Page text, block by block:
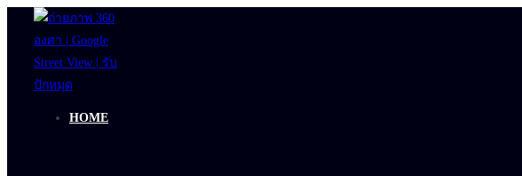
content
HOME